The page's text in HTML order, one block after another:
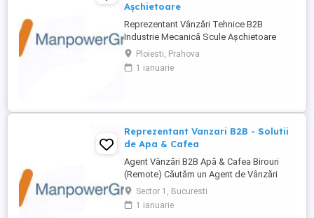
Așchietoare
Reprezentant Vânzări Tehnice B2B
Industrie Mecanică Scule Așchietoare
Companie specializată în importul și
distribuția de scule așchietoare și
echipamente industriale din Europa,
Reprezentanți de Vânzări Tehnice pentru
Ploiesti, Prahova
1 ianuarie
Reprezentant Vanzari B2B - Solutii
de Apa & Cafea
Agent Vânzări B2B Apă & Cafea Birouri
(Remote) Căutăm un Agent de Vânzări
B2B motivat, orientat spre rezultate, pentru
promovarea soluțiilor de apă și cafea
dedicate mediului office. Zonă
Sector 1, Bucuresti
1 ianuarie